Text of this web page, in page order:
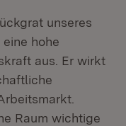
unseres
hohe
aus. Er wirkt
Raum wichtige